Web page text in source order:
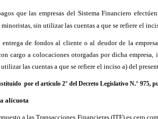
que las empresas del Sistema Financiero
sin utilizar las cuentas a que se refiere el
entrega de fondos al cliente o al deudor de la
cargo a colocaciones otorgadas por dicha
las cuentas a que se refiere el inciso a) del
por el artículo 2° del Decreto Legislativo N.° 975,
alícuota
a las Transacciones Financieras (ITF) es cero